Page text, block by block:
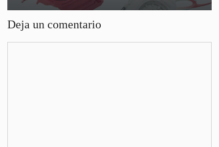
Deja un comentario